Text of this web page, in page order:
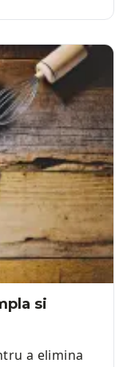
si
a elimina